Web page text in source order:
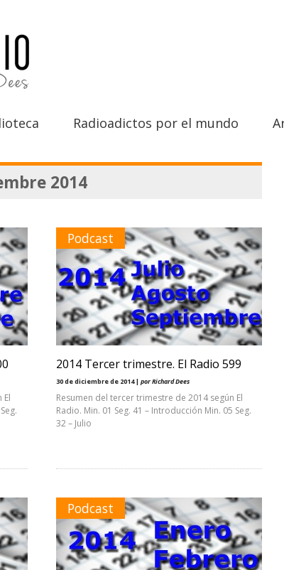
Radioadictos por el mundo
2014
El
Podcast
2014 Tercer trimestre. El Radio 599
30 de diciembre de 2014 | por Richard Dees
Resumen del tercer trimestre de 2014 según El
Radio. Min. 01 Seg. 41 – Introducción Min. 05 Seg.
32 – Julio
Podcast